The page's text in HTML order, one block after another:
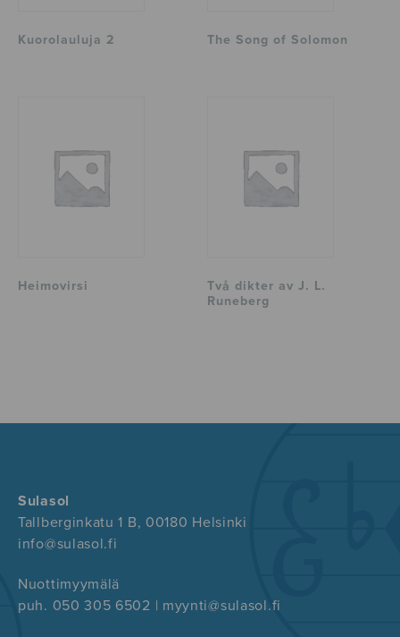
Kuorolauluja 2 The Song of Solomon
Heimovirsi
Två dikter av J. L.
Runeberg
Sulasol
Tallberginkatu 1 B, 00180 Helsinki
info@sulasol.fi
Nuottimyymälä
puh. 050 305 6502 | myynti@sulasol.fi